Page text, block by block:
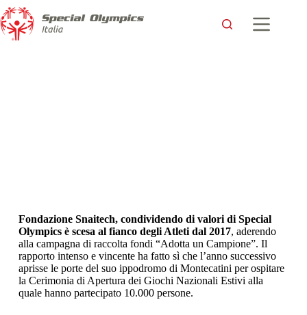
Fondazione Snaitech, condividendo di valori di Special
Olympics è scesa al fianco degli Atleti dal 2017, aderendo
alla campagna di raccolta fondi “Adotta un Campione”. Il
rapporto intenso e vincente ha fatto sì che l’anno successivo
aprisse le porte del suo ippodromo di Montecatini per ospitare
la Cerimonia di Apertura dei Giochi Nazionali Estivi alla
quale hanno partecipato 10.000 persone.